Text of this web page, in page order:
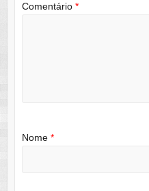
Comentário *
Nome *